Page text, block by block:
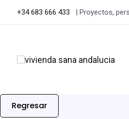
+34 683 666 433 | Proyectos,
Regresar